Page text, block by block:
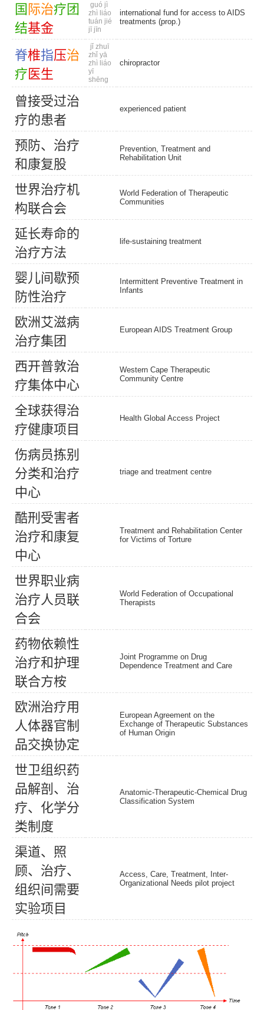
国 际治疗团
结基金
guó jì
zhì liáo
tuán jié
jī jīn
international fund for access to AIDS
treatments (prop.)
脊椎指压治
疗医生
jǐ zhuī
zhǐ yā
zhì liáo
yī
shēng
chiropractor
曾接受过治
疗的患者
experienced patient
预防、 治疗
和康复股
Prevention, Treatment and
Rehabilitation Unit
世界治疗机
构联合会
World Federation of Therapeutic
Communities
延长寿命的
治疗方法
life-sustaining treatment
婴儿间歇预
防性治疗
Intermittent Preventive Treatment in
Infants
欧洲艾滋病
治疗集团
European AIDS Treatment Group
西开普敦治
疗集体中心
Western Cape Therapeutic
Community Centre
全球获得治
疗健康项 目
Health Global Access Project
伤病员拣别
分类和治疗
中心
triage and treatment centre
酷刑 受害者
治疗和康复
中心
Treatment and Rehabilitation Center
for Victims of Torture
世界职业病
治疗人 员联
合会
World Federation of Occupational
Therapists
药物依赖性
治疗和护理
联合方桉
Joint Programme on Drug
Dependence Treatment and Care
欧洲治疗用
人体器官制
品交换协定
European Agreement on the
Exchange of Therapeutic Substances
of Human Origin
世卫组 织药
品解剖 、 治
疗、 化学分
类制 度
Anatomic-Therapeutic-Chemical Drug
Classification System
渠道、 照
顾、 治疗、
组 织间需要
实验项 目
Access, Care, Treatment, Inter-
Organizational Needs pilot project